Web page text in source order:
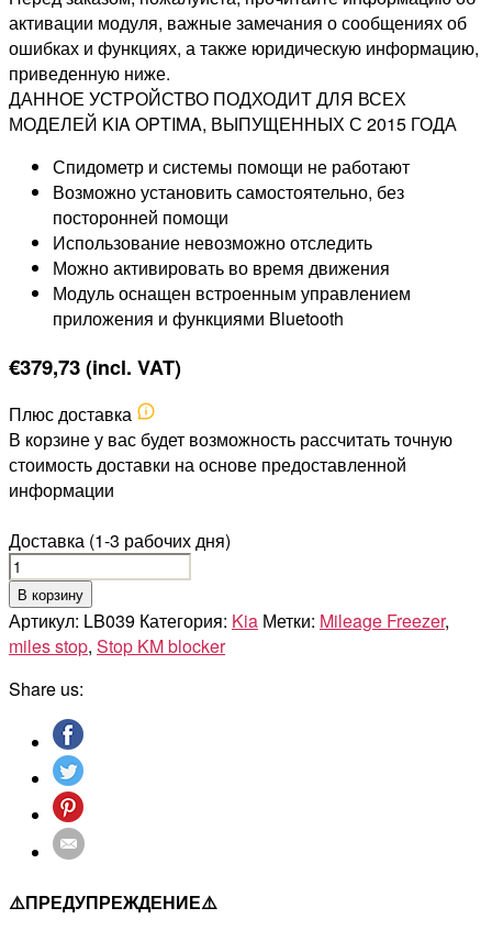
активации модуля, важные замечания о сообщениях об
ошибках и функциях, а также юридическую информацию,
приведенную ниже.
ДАННОЕ УСТРОЙСТВО ПОДХОДИТ ДЛЯ ВСЕХ
МОДЕЛЕЙ KIA OPTIMA, ВЫПУЩЕННЫХ С 2015 ГОДА
Спидометр и системы помощи не работают
Возможно установить самостоятельно, без
посторонней помощи
Использование невозможно отследить
Можно активировать во время движения
Модуль оснащен встроенным управлением
приложения и функциями Bluetooth
€379,73(incl. VAT)
Плюс доставка
В корзине у вас будет возможность рассчитать точную
стоимость доставки на основе предоставленной
информации
Доставка (1-3 рабочих дня)
Количество
товара
KIA
OPTIMA
В корзину
Артикул: LB039 Категория: Kia Метки: Mileage Freezer,
miles stop, Stop KM blocker
Share us:
⚠️ПРЕДУПРЕЖДЕНИЕ⚠️